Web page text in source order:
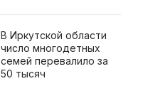
В Иркутской области
число многодетных
семей перевалило за
50 тысяч